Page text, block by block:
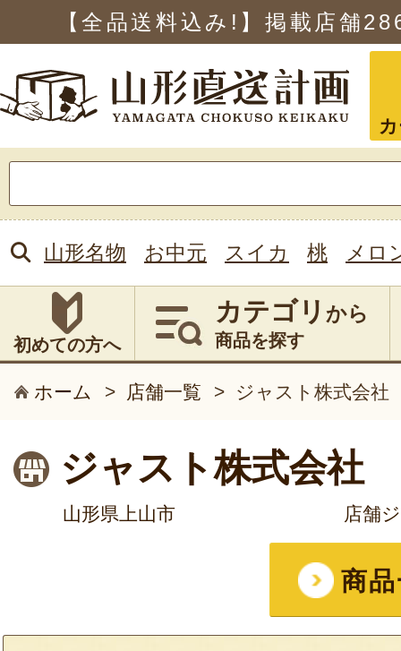
【全品送料込み!】掲載店舗
索:
山形名物 お中元 スイカ 桃 メロ
初めての方へ
カテゴリ から
商品を探す
ホーム > 店舗一覧 > ジャスト株式会社
ジャスト株式会社
山形県上山市 店舗
商